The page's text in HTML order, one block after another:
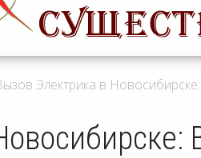
Электрика в